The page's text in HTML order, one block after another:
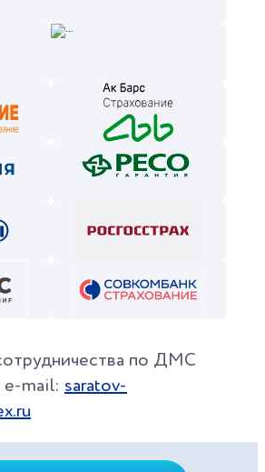
по ДМС
e-mail: saratov-